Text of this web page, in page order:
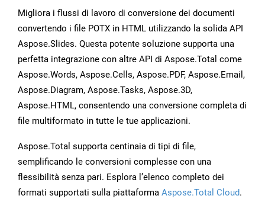
Migliora i flussi di lavoro di conversione dei documenti
convertendo i file POTX in HTML utilizzando la solida API
Aspose.Slides. Questa potente soluzione supporta una
perfetta integrazione con altre API di Aspose.Total come
Aspose.Words, Aspose.Cells, Aspose.PDF, Aspose.Email,
Aspose.Diagram, Aspose.Tasks, Aspose.3D,
Aspose.HTML, consentendo una conversione completa di
file multiformato in tutte le tue applicazioni.
Aspose.Total supporta centinaia di tipi di file,
semplificando le conversioni complesse con una
flessibilità senza pari. Esplora l’elenco completo dei
formati supportati sulla piattaforma Aspose.Total Cloud.